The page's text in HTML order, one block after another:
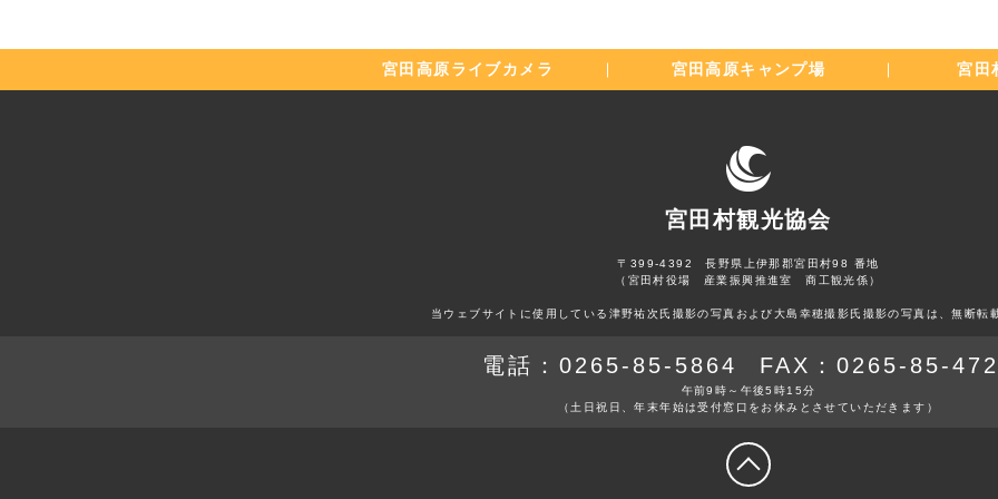
宮田高原ライブカメラ 宮田高原キャンプ場 宮田
宮田村観光協会
〒399-4392 長野県上伊那郡宮田村98 番地
（宮田村役場 産業振興推進室 商工観光係）
当ウェブサイトに使用している津野祐次氏撮影の写真および大島幸穂撮影氏撮影の写真は、無断転
電話： 0265-85-5864 FAX： 0265-85-
午前9時～午後5時15分
（土日祝日、年末年始は受付窓口をお休みとさせていただきます）